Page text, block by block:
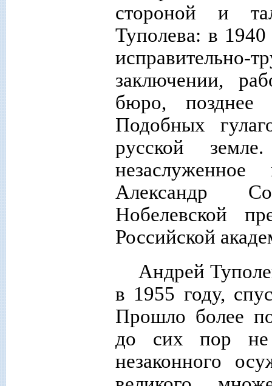
стороной и
Туполева: в
заключении,
бюро, позднее
Подобных
русской
Александр
Нобелевской
Российской
Андрей
в 1955 году,
Прошло более
до сих пор не
незаконного